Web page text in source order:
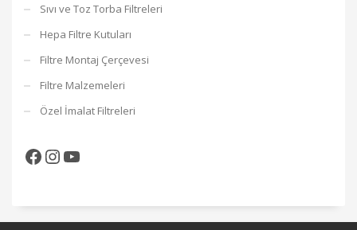
Sıvı ve Toz Torba Filtreleri
Hepa Filtre Kutuları
Filtre Montaj Çerçevesi
Filtre Malzemeleri
Özel İmalat Filtreleri
Facebook
Instagram
YouTube